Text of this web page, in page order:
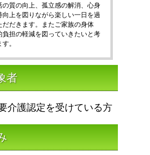
の質の向上、孤立感の解消、心身
向上を図りながら楽しい一日を過
だだきます。またご家族の身体
負担の軽減を図っていきたいと考
。
者
介護認定を受けている方